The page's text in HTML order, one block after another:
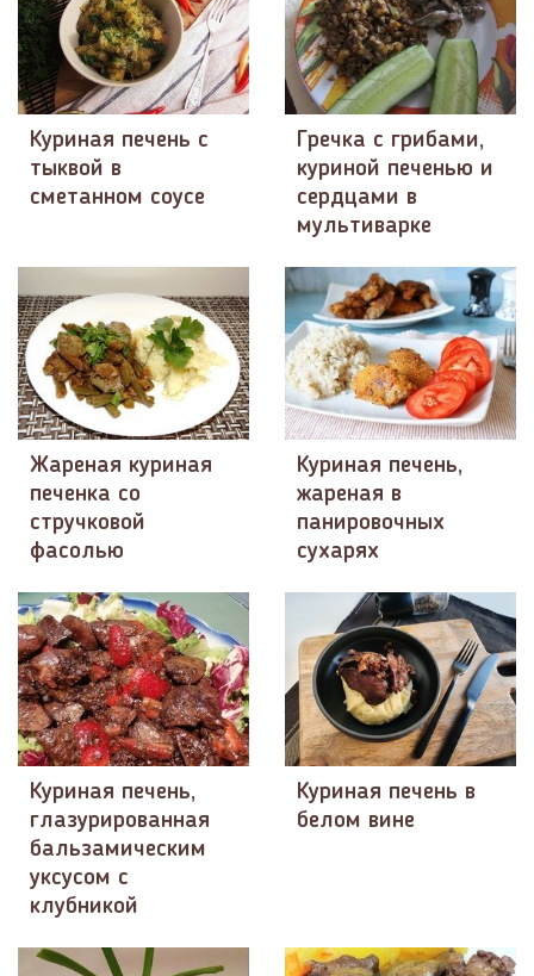
​Куриная печень с
тыквой в
сметанном соусе
Гречка с грибами,
куриной печенью и
сердцами в
мультиварке
Жареная куриная
печенка со
стручковой
фасолью
Куриная печень,
жареная в
панировочных
сухарях
Куриная печень,
глазурированная
бальзамическим
уксусом с
клубникой
Куриная печень в
белом вине